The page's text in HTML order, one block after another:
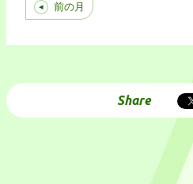
前の月
Share